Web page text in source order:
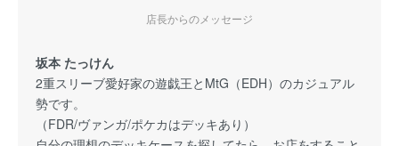
店長からのメッセージ
坂本 たっけん
2重スリーブ愛好家の遊戯王とMtG（EDH）のカジュアル
勢です。
（FDR/ヴァンガ/ポケカはデッキあり）